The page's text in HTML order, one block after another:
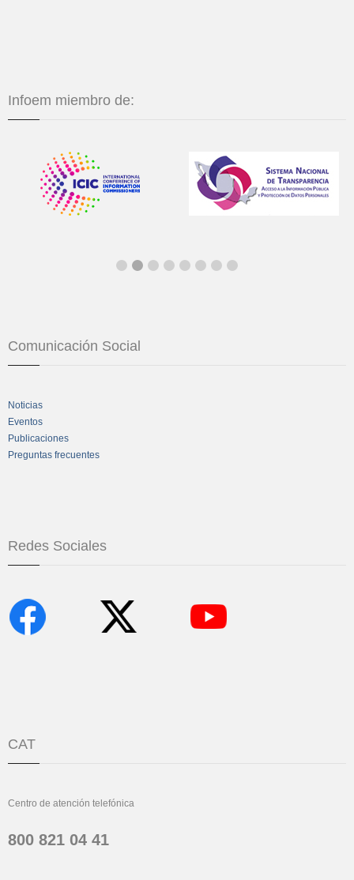
Infoem miembro de:
Comunicación Social
Noticias
Eventos
Publicaciones
Preguntas frecuentes
Redes Sociales
CAT
Centro de atención telefónica
800 821 04 41